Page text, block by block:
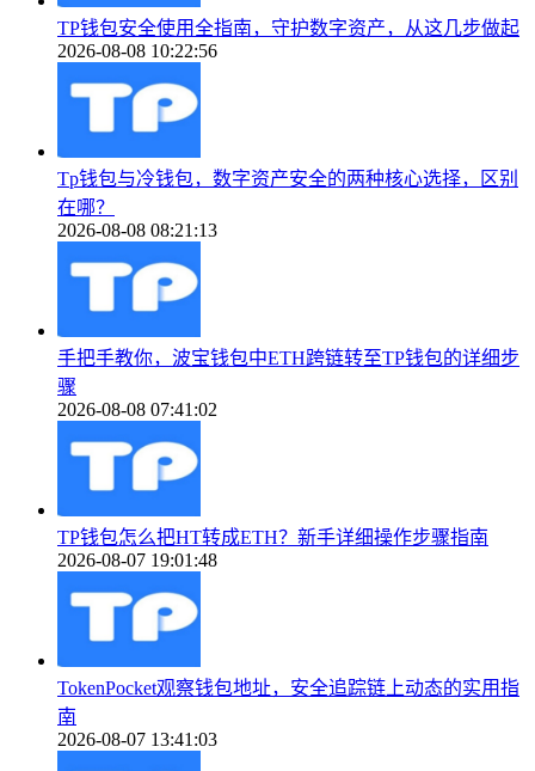
TP钱包安全使用全指南，守护数字资产，从这几步做起
2026-08-08 10:22:56
Tp钱包与冷钱包，数字资产安全的两种核心选择，区别
在哪？
2026-08-08 08:21:13
手把手教你，波宝钱包中ETH跨链转至TP钱包的详细步
骤
2026-08-08 07:41:02
TP钱包怎么把HT转成ETH？新手详细操作步骤指南
2026-08-07 19:01:48
TokenPocket观察钱包地址，安全追踪链上动态的实用指
南
2026-08-07 13:41:03